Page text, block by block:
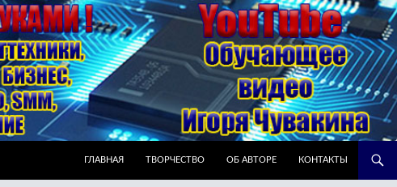
ГЛАВНАЯ
ТВОРЧЕСТВО ОБ АВТОРЕ КОНТАКТЫ